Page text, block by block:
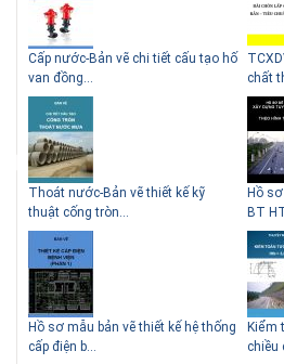
Những ngôi nhà một tầng ít
tiền vẫn đẹp
Lý
Thiết kế nhà siêu nhỏ độc đáo
Cấp nước-Bản vẽ chi tiết cấu tạo hố
van đồng...
Thoát nước-Bản vẽ thiết kế kỹ
thuật cống tròn...
Hồ sơ mẫu bản vẽ thiết kế hệ thống
cấp điện b...
chất
Hồ
BT
Kiểm
chiều